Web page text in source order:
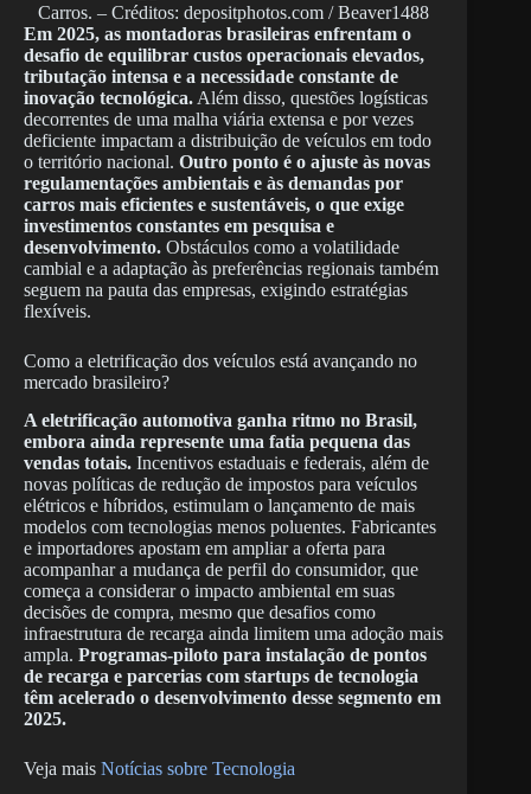
Carros. – Créditos: depositphotos.com / Beaver1488
Em 2025, as montadoras brasileiras enfrentam o
desafio de equilibrar custos operacionais elevados,
tributação intensa e a necessidade constante de
inovação tecnológica. Além disso, questões logísticas
decorrentes de uma malha viária extensa e por vezes
deficiente impactam a distribuição de veículos em todo
o território nacional. Outro ponto é o ajuste às novas
regulamentações ambientais e às demandas por
carros mais eficientes e sustentáveis, o que exige
investimentos constantes em pesquisa e
desenvolvimento. Obstáculos como a volatilidade
cambial e a adaptação às preferências regionais também
seguem na pauta das empresas, exigindo estratégias
flexíveis.
Como a eletrificação dos veículos está avançando no
mercado brasileiro?
A eletrificação automotiva ganha ritmo no Brasil,
embora ainda represente uma fatia pequena das
vendas totais. Incentivos estaduais e federais, além de
novas políticas de redução de impostos para veículos
elétricos e híbridos, estimulam o lançamento de mais
modelos com tecnologias menos poluentes. Fabricantes
e importadores apostam em ampliar a oferta para
acompanhar a mudança de perfil do consumidor, que
começa a considerar o impacto ambiental em suas
decisões de compra, mesmo que desafios como
infraestrutura de recarga ainda limitem uma adoção mais
ampla. Programas-piloto para instalação de pontos
de recarga e parcerias com startups de tecnologia
têm acelerado o desenvolvimento desse segmento em
2025.
Veja mais Notícias sobre Tecnologia